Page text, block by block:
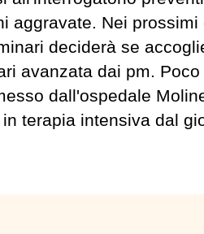
aggravate. Nei
deciderà se
avanzata dai pm.
dall'ospedale
terapia intensiva dal